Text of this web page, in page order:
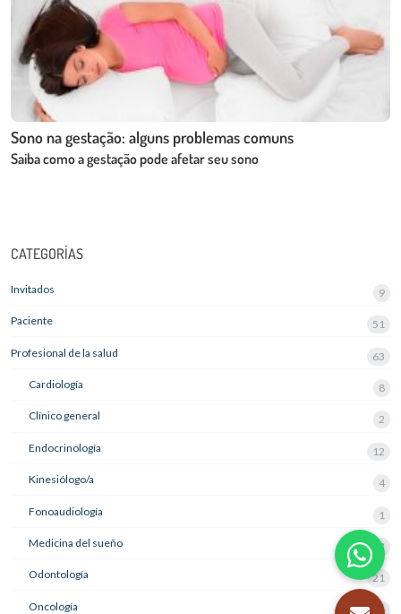
Sono na gestação: alguns problemas comuns
Saiba como a gestação pode afetar seu sono
CATEGORÍAS
Invitados 9
Paciente 51
Profesional de la salud 63
Cardiología 8
Clínico general 2
Endocrinología 12
Kinesiólogo/a 4
Fonoaudiología 1
Medicina del sueño 3
Odontología 21
Oncología 1